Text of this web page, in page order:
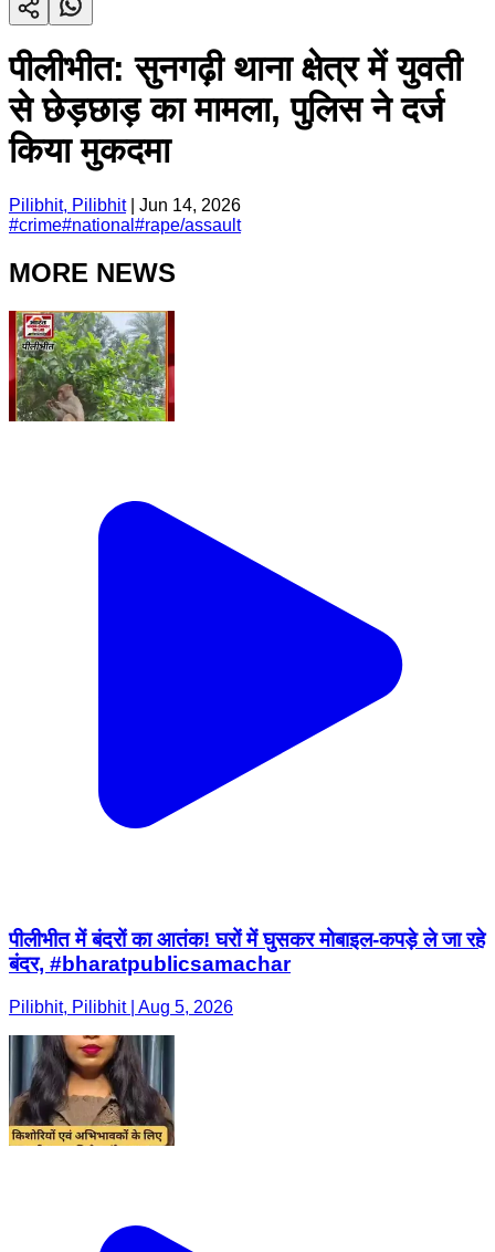
पीलीभीत: सुनगढ़ी थाना क्षेत्र में युवती
से छेड़छाड़ का मामला, पुलिस ने दर्ज
किया मुकदमा
Pilibhit, Pilibhit| Jun 14, 2026
#crime#national #rape/assault
MORE NEWS
पीलीभीत में बंदरों का आतंक! घरों में घुसकर मोबाइल-कपड़े ले जा रहे
बंदर, #bharatpublicsamachar
Pilibhit, Pilibhit | Aug 5, 2026